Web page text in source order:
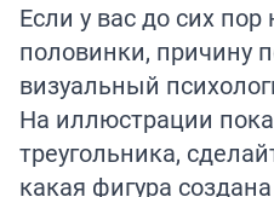
Если у вас до сих пор
половинки, причину
визуальный
На иллюстрации
треугольника,
какая фигура